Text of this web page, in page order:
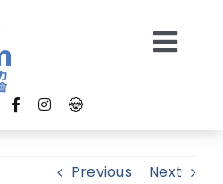
Previous Next